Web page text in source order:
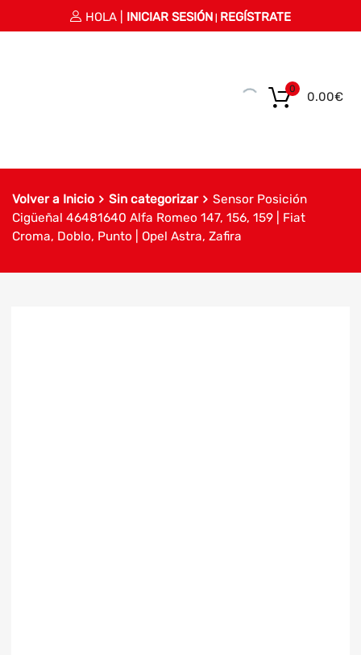
HOLA | INICIAR SESIÓN REGÍSTRATE
0.00€
0
Volver a Inicio Sin categorizar
Sensor Posición
Cigüeñal 46481640 Alfa Romeo 147, 156, 159 | Fiat
Croma, Doblo, Punto | Opel Astra, Zafira